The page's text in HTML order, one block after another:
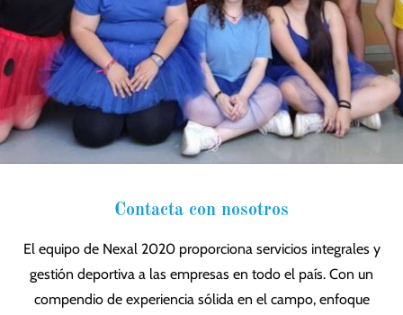
Contacta con nosotros
El equipo de Nexal 2020 proporciona servicios integrales y
gestión deportiva a las empresas en todo el país. Con un
compendio de experiencia sólida en el campo, enfoque